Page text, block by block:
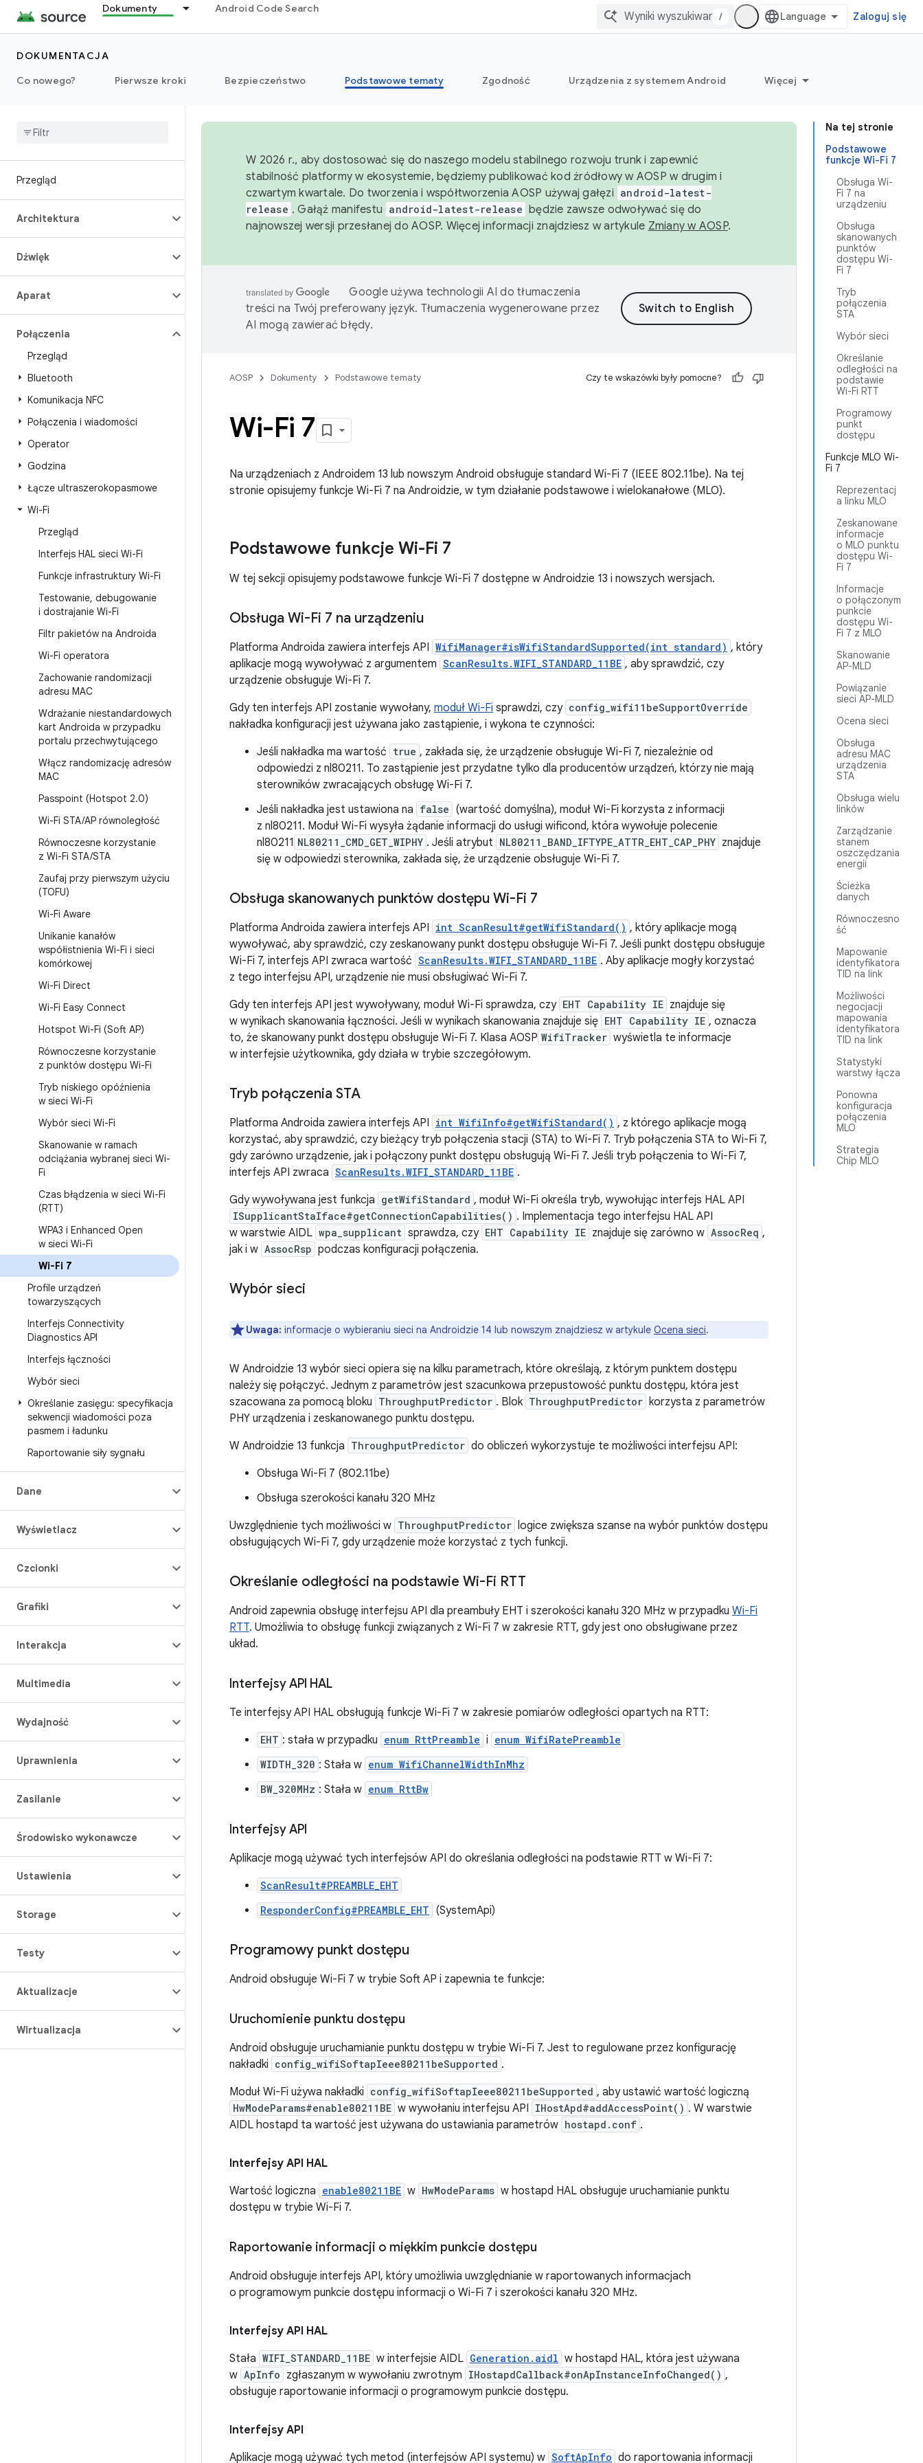
Dokumenty Android Code Search
/ Zaloguj się
DOKUMENTACJA
Co nowego?
Pierwsze kroki Bezpieczeństwo Podstawowe tematy Zgodność Urządzenia z systemem Android Więcej
Przegląd
Architektura
Dźwięk
Aparat
Połączenia
Przegląd
Bluetooth
Komunikacja NFC
Połączenia i wiadomości
Operator
Godzina
Łącze ultraszerokopasmowe
Wi-Fi
Przegląd
Interfejs HAL sieci Wi-Fi
Funkcje infrastruktury Wi-Fi
Testowanie, debugowanie
i dostrajanie Wi-Fi
Filtr pakietów na Androida
Wi-Fi operatora
Zachowanie randomizacji
adresu MAC
Wdrażanie niestandardowych
kart Androida w przypadku
portalu przechwytującego
Włącz randomizację adresów
MAC
Passpoint (Hotspot 2.0)
Wi-Fi STA/AP równoległość
Równoczesne korzystanie
z Wi-Fi STA/STA
Zaufaj przy pierwszym użyciu
(TOFU)
Wi-Fi Aware
Unikanie kanałów
współistnienia Wi-Fi i sieci
komórkowej
Wi-Fi Direct
Wi-Fi Easy Connect
Hotspot Wi-Fi (Soft AP)
Równoczesne korzystanie
z punktów dostępu Wi-Fi
Tryb niskiego opóźnienia
w sieci Wi-Fi
Wybór sieci Wi-Fi
Skanowanie w ramach
odciążania wybranej sieci Wi-
Fi
Czas błądzenia w sieci Wi-Fi
(RTT)
WPA3 i Enhanced Open
w sieci Wi-Fi
Wi-Fi 7
Profile urządzeń
towarzyszących
Interfejs Connectivity
Diagnostics API
Interfejs łączności
Wybór sieci
Określanie zasięgu: specyfikacja
sekwencji wiadomości poza
pasmem i ładunku
Raportowanie siły sygnału
Dane
Wyświetlacz
Czcionki
Grafiki
Interakcja
Multimedia
Wydajność
Uprawnienia
Zasilanie
Środowisko wykonawcze
Ustawienia
Storage
Testy
Aktualizacje
Wirtualizacja
Na tej stronie
Podstawowe
funkcje Wi-Fi 7
Obsługa Wi-
Fi 7 na
urządzeniu
Obsługa
skanowanych
punktów
dostępu Wi-
Fi 7
Tryb
połączenia
STA
Wybór sieci
Określanie
odległości na
podstawie
Wi-Fi RTT
Programowy
punkt
dostępu
Funkcje MLO Wi-
Fi 7
Reprezentacj
a linku MLO
Zeskanowane
informacje
o MLO punktu
dostępu Wi-
Fi 7
Informacje
o połączonym
punkcie
dostępu Wi-
Fi 7 z MLO
Skanowanie
AP-MLD
Powiązanie
sieci AP-MLD
Ocena sieci
Obsługa
adresu MAC
urządzenia
STA
Obsługa wielu
linków
Zarządzanie
stanem
oszczędzania
energii
Ścieżka
danych
Równoczesno
ść
Mapowanie
identyfikatora
TID na link
Możliwości
negocjacji
mapowania
identyfikatora
TID na link
Statystyki
warstwy łącza
Ponowna
konfiguracja
połączenia
MLO
Strategia
Chip MLO
W 2026 r., aby dostosować się do naszego modelu stabilnego rozwoju trunk i zapewnić
stabilność platformy w ekosystemie, będziemy publikować kod źródłowy w AOSP w drugim i
czwartym kwartale. Do tworzenia i współtworzenia AOSP używaj gałęzi android-latest-
release . Gałąź manifestu android-latest-release będzie zawsze odwoływać się do
najnowszej wersji przesłanej do AOSP. Więcej informacji znajdziesz w artykule Zmiany w AOSP.
Google używa technologii AI do tłumaczenia
treści na Twój preferowany język. Tłumaczenia wygenerowane przez
AI mogą zawierać błędy.
AOSP Dokumenty Podstawowe tematy Czy te wskazówki były pomocne?
Wi-Fi 7
Na urządzeniach z Androidem 13 lub nowszym Android obsługuje standard Wi-Fi 7 (IEEE 802.11be). Na tej
stronie opisujemy funkcje Wi-Fi 7 na Androidzie, w tym działanie podstawowe i wielokanałowe (MLO).
Podstawowe funkcje Wi-Fi 7
W tej sekcji opisujemy podstawowe funkcje Wi-Fi 7 dostępne w Androidzie 13 i nowszych wersjach.
Obsługa Wi-Fi 7 na urządzeniu
Platforma Androida zawiera interfejs API WifiManager#isWifiStandardSupported(int standard) , który
aplikacje mogą wywoływać z argumentem ScanResults.WIFI_STANDARD_11BE , aby sprawdzić, czy
urządzenie obsługuje Wi-Fi 7.
Gdy ten interfejs API zostanie wywołany, moduł Wi-Fi sprawdzi, czy config_wifi11beSupportOverride
nakładka konfiguracji jest używana jako zastąpienie, i wykona te czynności:
Jeśli nakładka ma wartość true , zakłada się, że urządzenie obsługuje Wi-Fi 7, niezależnie od
odpowiedzi z nl80211. To zastąpienie jest przydatne tylko dla producentów urządzeń, którzy nie mają
sterowników zwracających obsługę Wi-Fi 7.
Jeśli nakładka jest ustawiona na false (wartość domyślna), moduł Wi-Fi korzysta z informacji
z nl80211. Moduł Wi-Fi wysyła żądanie informacji do usługi wificond, która wywołuje polecenie
nl80211 NL80211_CMD_GET_WIPHY . Jeśli atrybut NL80211_BAND_IFTYPE_ATTR_EHT_CAP_PHY znajduje
się w odpowiedzi sterownika, zakłada się, że urządzenie obsługuje Wi-Fi 7.
Obsługa skanowanych punktów dostępu Wi-Fi 7
Platforma Androida zawiera interfejs API int ScanResult#getWifiStandard() , który aplikacje mogą
wywoływać, aby sprawdzić, czy zeskanowany punkt dostępu obsługuje Wi-Fi 7. Jeśli punkt dostępu obsługuje
Wi-Fi 7, interfejs API zwraca wartość ScanResults.WIFI_STANDARD_11BE . Aby aplikacje mogły korzystać
z tego interfejsu API, urządzenie nie musi obsługiwać Wi-Fi 7.
Gdy ten interfejs API jest wywoływany, moduł Wi-Fi sprawdza, czy EHT Capability IE znajduje się
w wynikach skanowania łączności. Jeśli w wynikach skanowania znajduje się EHT Capability IE , oznacza
to, że skanowany punkt dostępu obsługuje Wi-Fi 7. Klasa AOSP WifiTracker wyświetla te informacje
w interfejsie użytkownika, gdy działa w trybie szczegółowym.
Tryb połączenia STA
Platforma Androida zawiera interfejs API int WifiInfo#getWifiStandard() , z którego aplikacje mogą
korzystać, aby sprawdzić, czy bieżący tryb połączenia stacji (STA) to Wi-Fi 7. Tryb połączenia STA to Wi-Fi 7,
gdy zarówno urządzenie, jak i połączony punkt dostępu obsługują Wi-Fi 7. Jeśli tryb połączenia to Wi-Fi 7,
interfejs API zwraca ScanResults.WIFI_STANDARD_11BE .
Gdy wywoływana jest funkcja getWifiStandard , moduł Wi-Fi określa tryb, wywołując interfejs HAL API
ISupplicantStaIface#getConnectionCapabilities() . Implementacja tego interfejsu HAL API
w warstwie AIDL wpa_supplicant sprawdza, czy EHT Capability IE znajduje się zarówno w AssocReq ,
jak i w AssocRsp podczas konfiguracji połączenia.
Wybór sieci
Uwaga: informacje o wybieraniu sieci na Androidzie 14 lub nowszym znajdziesz w artykule Ocena sieci.
W Androidzie 13 wybór sieci opiera się na kilku parametrach, które określają, z którym punktem dostępu
należy się połączyć. Jednym z parametrów jest szacunkowa przepustowość punktu dostępu, która jest
szacowana za pomocą bloku ThroughputPredictor . Blok ThroughputPredictor korzysta z parametrów
PHY urządzenia i zeskanowanego punktu dostępu.
W Androidzie 13 funkcja ThroughputPredictor do obliczeń wykorzystuje te możliwości interfejsu API:
Obsługa Wi-Fi 7 (802.11be)
Obsługa szerokości kanału 320 MHz
Uwzględnienie tych możliwości w ThroughputPredictor logice zwiększa szanse na wybór punktów dostępu
obsługujących Wi-Fi 7, gdy urządzenie może korzystać z tych funkcji.
Określanie odległości na podstawie Wi-Fi RTT
Android zapewnia obsługę interfejsu API dla preambuły EHT i szerokości kanału 320 MHz w przypadku Wi-Fi
RTT. Umożliwia to obsługę funkcji związanych z Wi-Fi 7 w zakresie RTT, gdy jest ono obsługiwane przez
układ.
Interfejsy API HAL
Te interfejsy API HAL obsługują funkcje Wi-Fi 7 w zakresie pomiarów odległości opartych na RTT:
EHT : stała w przypadku enum RttPreamble i enum WifiRatePreamble
WIDTH_320 : Stała w enum WifiChannelWidthInMhz
BW_320MHz : Stała w enum RttBw
Interfejsy API
Aplikacje mogą używać tych interfejsów API do określania odległości na podstawie RTT w Wi-Fi 7:
ScanResult#PREAMBLE_EHT
ResponderConfig#PREAMBLE_EHT (SystemApi)
Programowy punkt dostępu
Android obsługuje Wi-Fi 7 w trybie Soft AP i zapewnia te funkcje:
Uruchomienie punktu dostępu
Android obsługuje uruchamianie punktu dostępu w trybie Wi-Fi 7. Jest to regulowane przez konfigurację
nakładki config_wifiSoftapIeee80211beSupported .
Moduł Wi-Fi używa nakładki config_wifiSoftapIeee80211beSupported , aby ustawić wartość logiczną
HwModeParams#enable80211BE w wywołaniu interfejsu API IHostApd#addAccessPoint() . W warstwie
AIDL hostapd ta wartość jest używana do ustawiania parametrów hostapd.conf .
Interfejsy API HAL
Wartość logiczna enable80211BE w HwModeParams w hostapd HAL obsługuje uruchamianie punktu
dostępu w trybie Wi-Fi 7.
Raportowanie informacji o miękkim punkcie dostępu
Android obsługuje interfejs API, który umożliwia uwzględnianie w raportowanych informacjach
o programowym punkcie dostępu informacji o Wi-Fi 7 i szerokości kanału 320 MHz.
Interfejsy API HAL
Stała WIFI_STANDARD_11BE w interfejsie AIDL Generation.aidl w hostapd HAL, która jest używana
w ApInfo zgłaszanym w wywołaniu zwrotnym IHostapdCallback#onApInstanceInfoChanged() ,
obsługuje raportowanie informacji o programowym punkcie dostępu.
Interfejsy API
Aplikacje mogą używać tych metod (interfejsów API systemu) w SoftApInfo do raportowania informacji